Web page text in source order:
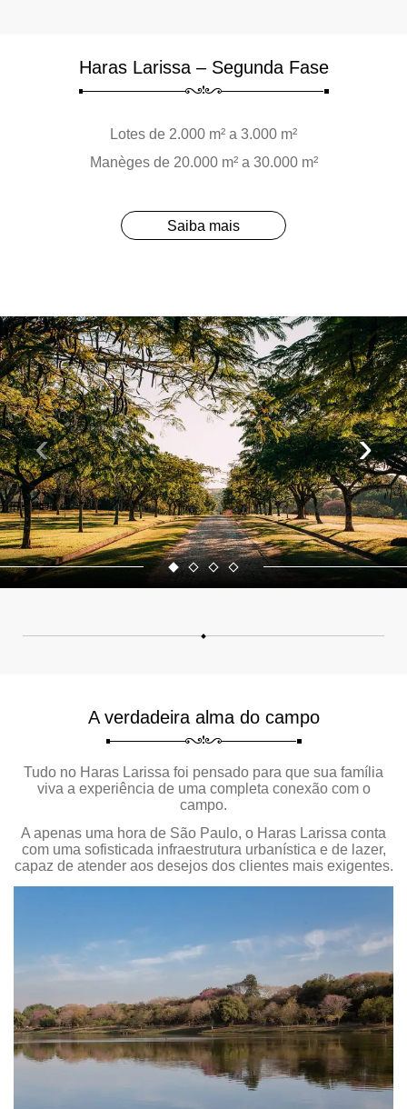
‹ ›
Haras Larissa – Segunda Fase
Lotes de 2.000 m² a 3.000 m²
Manèges de 20.000 m² a 30.000 m²
Saiba mais
A verdadeira alma do campo
Tudo no Haras Larissa foi pensado para que sua família
viva a experiência de uma completa conexão com o
campo.
A apenas uma hora de São Paulo, o Haras Larissa conta
com uma sofisticada infraestrutura urbanística e de lazer,
capaz de atender aos desejos dos clientes mais exigentes.